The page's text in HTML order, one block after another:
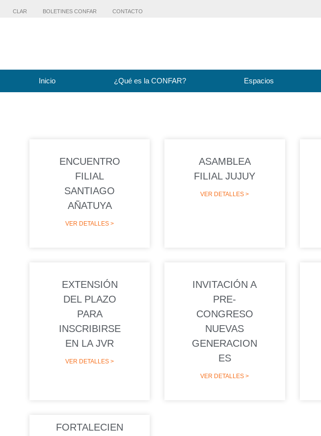
CLAR BOLETINES CONFAR CONTACTO
Inicio ¿Qué es la CONFAR? Espacios
ENCUENTRO
FILIAL
SANTIAGO
AÑATUYA
VER DETALLES >
ASAMBLEA
FILIAL JUJUY
VER DETALLES >
EXTENSIÓN
DEL PLAZO
PARA
INSCRIBIRSE
EN LA JVR
VER DETALLES >
INVITACIÓN A
PRE-
CONGRESO
NUEVAS
GENERACION
ES
VER DETALLES >
FORTALECIEN